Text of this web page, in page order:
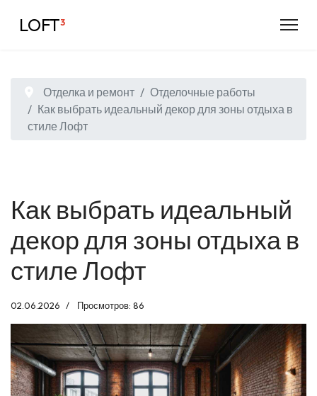
LOFT³
Отделка и ремонт
Отделочные работы
Как выбрать идеальный декор для зоны отдыха в
стиле Лофт
Как выбрать идеальный
декор для зоны отдыха в
стиле Лофт
02.06.2026 Просмотров: 86